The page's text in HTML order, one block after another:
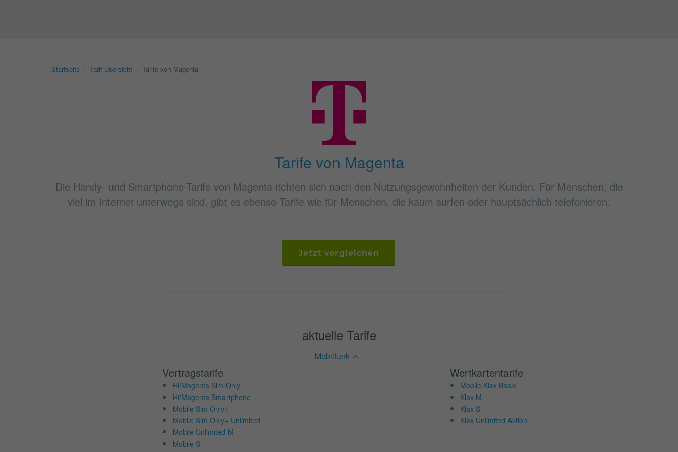
Startseite Tarif-Übersicht Tarife von Magenta
Tarife von Magenta
Die Handy- und Smartphone-Tarife von Magenta richten sich nach den Nutzungsgewohnheiten der Kunden. Für Menschen, die
viel im Internet unterwegs sind, gibt es ebenso Tarife wie für Menschen, die kaum surfen oder hauptsächlich telefonieren.
Jetzt vergleichen
aktuelle Tarife
Mobilfunk
Vertragstarife
Hi!Magenta Sim Only
Hi!Magenta Smartphone
Mobile Sim Only+
Mobile Sim Only+ Unlimited
Mobile Unlimited M
Mobile S
Wertkartentarife
Mobile Klax Basic
Klax M
Klax S
Klax Unlimited Aktion